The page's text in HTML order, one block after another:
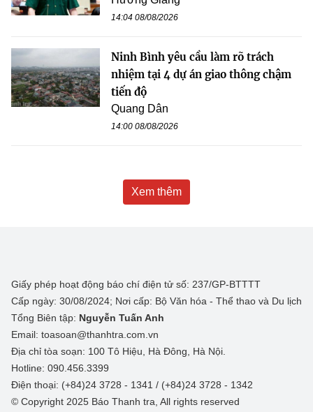
14:04 08/08/2026
Ninh Bình yêu cầu làm rõ trách
nhiệm tại 4 dự án giao thông chậm
tiến độ
Quang Dân
14:00 08/08/2026
Xem thêm
Giấy phép hoạt động báo chí điện tử số: 237/GP-BTTTT
Cấp ngày: 30/08/2024; Nơi cấp: Bộ Văn hóa - Thể thao và Du lịch
Tổng Biên tập: Nguyễn Tuấn Anh
Email: toasoan@thanhtra.com.vn
Địa chỉ tòa soạn: 100 Tô Hiệu, Hà Đông, Hà Nội.
Hotline: 090.456.3399
Điện thoại: (+84)24 3728 - 1341 / (+84)24 3728 - 1342
© Copyright 2025 Báo Thanh tra, All rights reserved